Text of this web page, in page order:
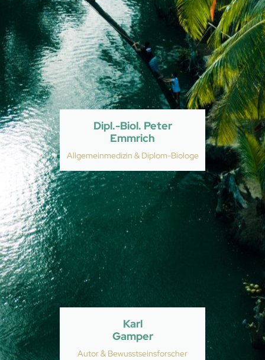
Dipl.-Biol. Peter
Emmrich
Allgemeinmedizin & Diplom-Biologe
Karl
Gamper
Autor & Bewusstseinsforscher